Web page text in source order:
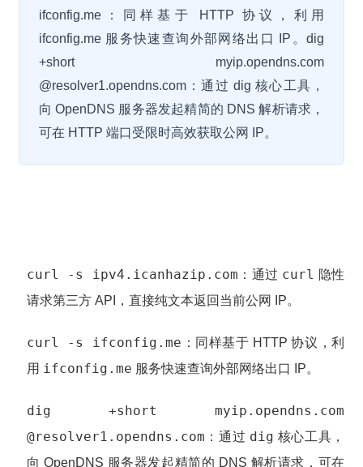
ifconfig.me：同样基于 HTTP 协议，利用
ifconfig.me 服务快速查询外部网络出口 IP。dig
+short myip.opendns.com
@resolver1.opendns.com：通过 dig 核心工具，
向 OpenDNS 服务器发起精简的 DNS 解析请求，
可在 HTTP 端口受限时高效获取公网 IP。
curl -s ipv4.icanhazip.com ：通过 curl 隐性
请求第三方 API，直接纯文本返回当前公网 IP。
curl -s ifconfig.me ：同样基于 HTTP 协议，利
用 ifconfig.me 服务快速查询外部网络出口 IP。
dig +short myip.opendns.com
@resolver1.opendns.com ：通过 dig 核心工具，
向 OpenDNS 服务器发起精简的 DNS 解析请求，可在